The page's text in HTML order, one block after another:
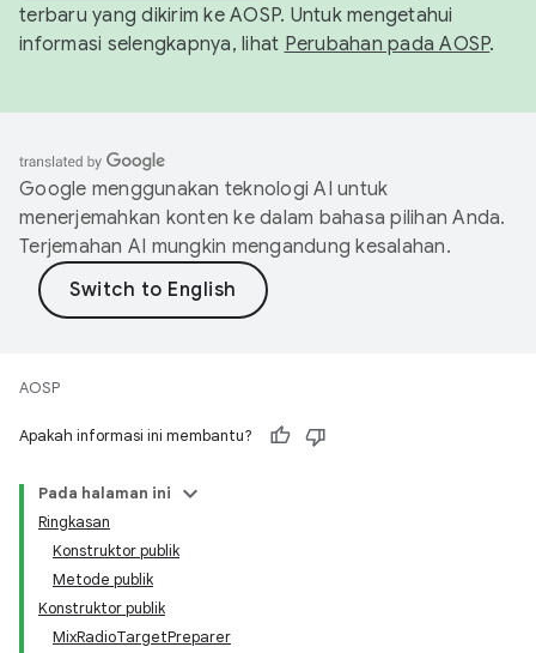
terbaru yang dikirim ke AOSP. Untuk mengetahui
informasi selengkapnya, lihat Perubahan pada AOSP.
Google menggunakan teknologi AI untuk
menerjemahkan konten ke dalam bahasa pilihan Anda.
Terjemahan AI mungkin mengandung kesalahan.
AOSP
Apakah informasi ini membantu?
Pada halaman ini
Ringkasan
Konstruktor publik
Metode publik
Konstruktor publik
MixRadioTargetPreparer